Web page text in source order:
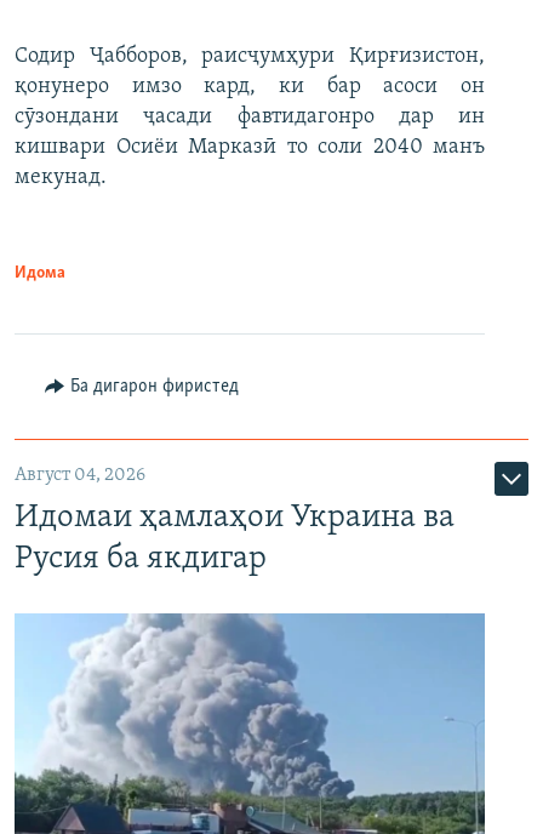
Содир Ҷабборов, раисҷумҳури Қирғизистон,
қонунеро имзо кард, ки бар асоси он
сӯзондани ҷасади фавтидагонро дар ин
кишвари Осиёи Марказӣ то соли 2040 манъ
мекунад.
Идома
Ба дигарон фиристед
Август 04, 2026
Идомаи ҳамлаҳои Украина ва
Русия ба якдигар